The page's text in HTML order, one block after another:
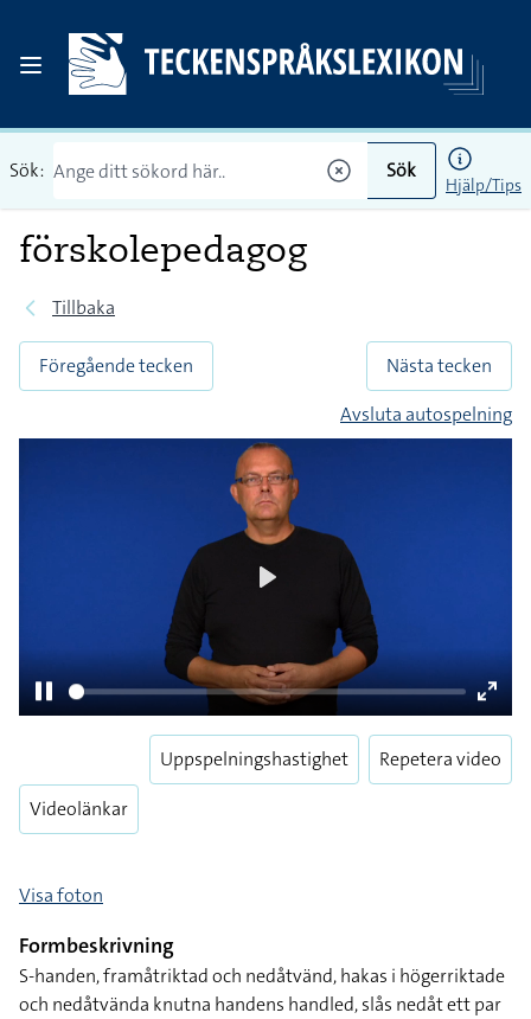
Sök: Sök
Hjälp/Tips
förskolepedagog
Tillbaka
Föregående tecken
Nästa tecken
Avsluta autospelning
Enter
Videolänkar
Uppspelningshastighet Repetera video
Visa foton
Formbeskrivning
S-handen, framåtriktad och nedåtvänd, hakas i högerriktade
och nedåtvända knutna handens handled, slås nedåt ett par